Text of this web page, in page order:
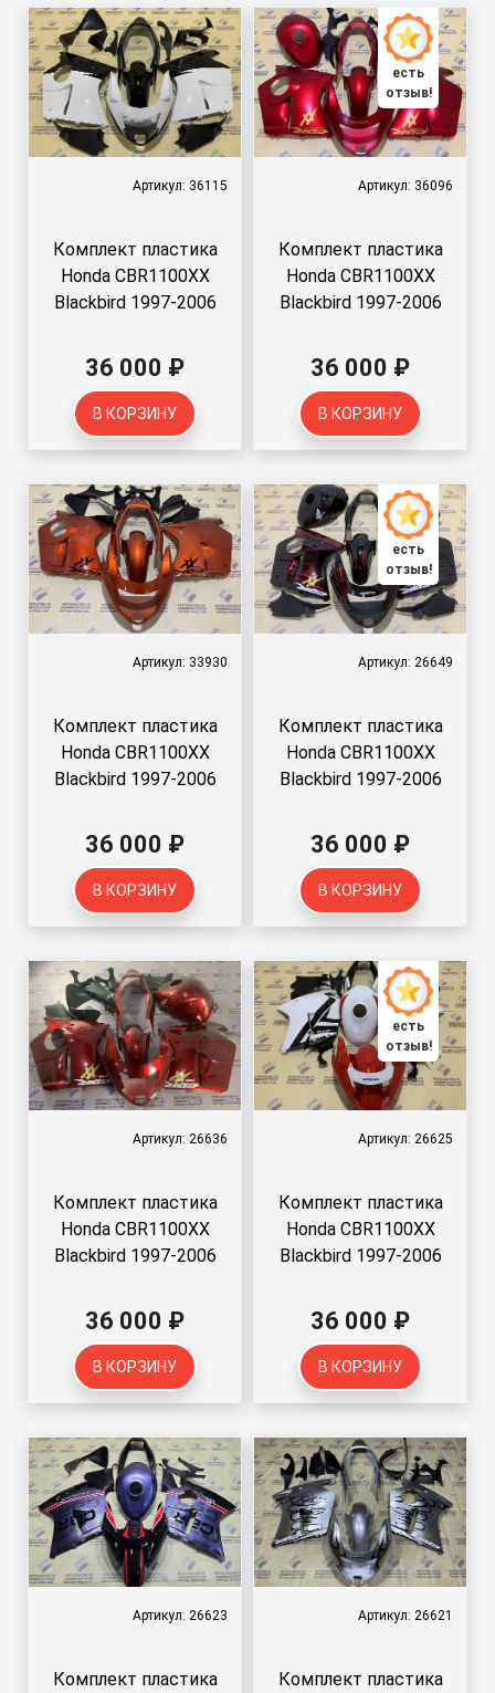
Артикул: 36115
Комплект пластика
Honda CBR1100XX
Blackbird 1997-2006
36 000 ₽
В КОРЗИНУ
есть
отзыв!
Артикул: 36096
Комплект пластика
Honda CBR1100XX
Blackbird 1997-2006
36 000 ₽
В КОРЗИНУ
Артикул: 33930
Комплект пластика
Honda CBR1100XX
Blackbird 1997-2006
36 000 ₽
В КОРЗИНУ
есть
отзыв!
Артикул: 26649
Комплект пластика
Honda CBR1100XX
Blackbird 1997-2006
36 000 ₽
В КОРЗИНУ
Артикул: 26636
Комплект пластика
Honda CBR1100XX
Blackbird 1997-2006
36 000 ₽
В КОРЗИНУ
есть
отзыв!
Артикул: 26625
Комплект пластика
Honda CBR1100XX
Blackbird 1997-2006
36 000 ₽
В КОРЗИНУ
Артикул: 26623
Комплект пластика
Артикул: 26621
Комплект пластика